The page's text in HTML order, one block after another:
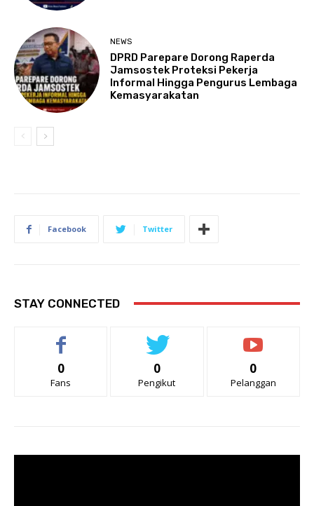
NEWS
DPRD Parepare Dorong Raperda
Jamsostek Proteksi Pekerja
Informal Hingga Pengurus Lembaga
Kemasyarakatan
Facebook Twitter
STAY CONNECTED
0
Fans
0
Pengikut
0
Pelanggan